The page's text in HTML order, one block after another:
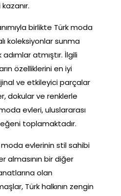
birlikte Türk moda
koleksiyonlar sunma
atmıştır. İlgili
özelliklerini en iyi
ve etkileyici parçalar
dokular ve renklerle
evleri, uluslararası
toplamaktadır.
moda evlerinin stil sahibi
almasının bir diğer
olan
Türk halkının zengin